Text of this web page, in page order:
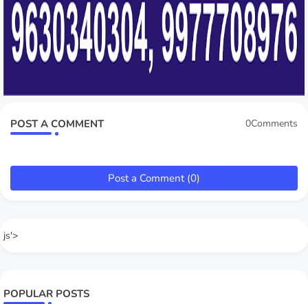
POST A COMMENT 0Comments
Post a Comment (0)
js'>
POPULAR POSTS